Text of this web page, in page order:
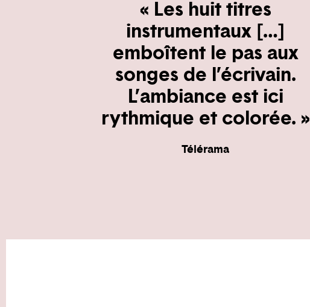
Télérama
« Les huit titres
instrumentaux […]
emboîtent le pas aux
songes de l’écrivain.
L’ambiance est ici
rythmique et colorée. »